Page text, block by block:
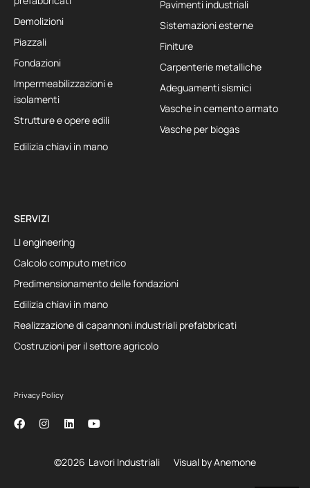
Demolizioni
Piazzali
Fondazioni
Impermeabilizzazioni e
isolamenti
Strutture e opere edili
Pavimenti industriali
Sistemazioni esterne
Finiture
Carpenterie metalliche
Adeguamenti sismici
Vasche in cemento armato
Vasche per biogas
Edilizia chiavi in mano
SERVIZI
LI engineering
Calcolo computo metrico
Predimensionamento delle fondazioni
Edilizia chiavi in mano
Realizzazione di capannoni industriali prefabbricati
Costruzioni per il settore agricolo
©2026 Lavori Industriali Visual by Anemone
Privacy Policy